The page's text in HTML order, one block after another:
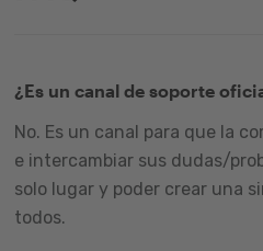
¿Es un canal de soporte
No. Es un canal para que la
e intercambiar sus dudas/
solo lugar y poder crear una
todos.